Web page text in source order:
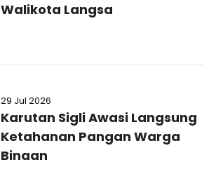
Walikota Langsa
29 Jul 2026
Karutan Sigli Awasi Langsung
Ketahanan Pangan Warga
Binaan